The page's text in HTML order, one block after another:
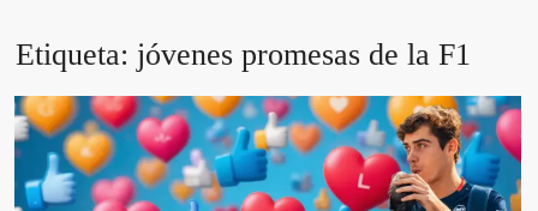
Etiqueta: jóvenes promesas de la F1